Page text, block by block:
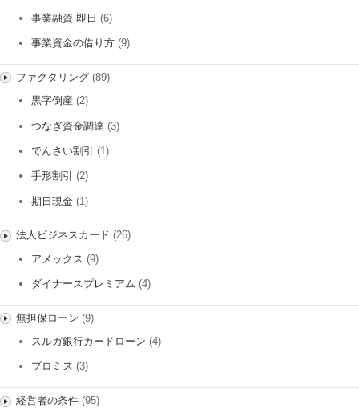
事業融資 即日 (6)
事業資金の借り方 (9)
ファクタリング(89)
黒字倒産 (2)
つなぎ資金調達 (3)
でんさい割引 (1)
手形割引 (2)
期日現金 (1)
法人ビジネスカード (26)
アメックス (9)
ダイナースプレミアム (4)
無担保ローン (9)
スルガ銀行カードローン (4)
プロミス (3)
経営者の条件(95)